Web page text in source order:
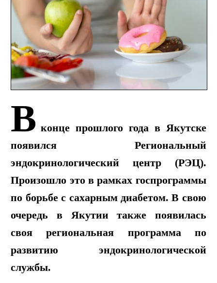
В конце прошлого года в Якутске
появился Региональный
эндокринологический центр (РЭЦ).
Произошло это в рамках госпрограммы
по борьбе с сахарным диабетом. В свою
очередь в Якутии также появилась
своя региональная программа по
развитию эндокринологической
службы.